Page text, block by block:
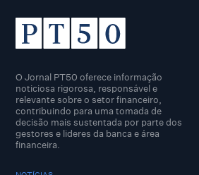
O Jornal PT50 oferece informação
noticiosa rigorosa, responsável e
relevante sobre o setor financeiro,
contribuindo para uma tomada de
decisão mais sustentada por parte dos
gestores e lideres da banca e área
financeira.